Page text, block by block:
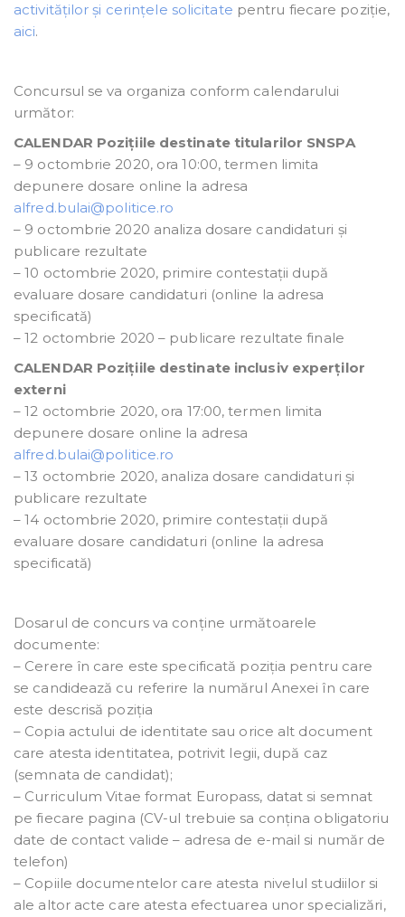
activităților și cerințele solicitate pentru fiecare poziție,
aici.
Concursul se va organiza conform calendarului
următor:
CALENDAR Pozițiile destinate titularilor SNSPA
– 9 octombrie 2020, ora 10:00, termen limita
depunere dosare online la adresa
alfred.bulai@politice.ro
– 9 octombrie 2020 analiza dosare candidaturi și
publicare rezultate
– 10 octombrie 2020, primire contestații după
evaluare dosare candidaturi (online la adresa
specificată)
– 12 octombrie 2020 – publicare rezultate finale
CALENDAR Pozițiile destinate inclusiv experților
externi
– 12 octombrie 2020, ora 17:00, termen limita
depunere dosare online la adresa
alfred.bulai@politice.ro
– 13 octombrie 2020, analiza dosare candidaturi și
publicare rezultate
– 14 octombrie 2020, primire contestații după
evaluare dosare candidaturi (online la adresa
specificată)
Dosarul de concurs va conține următoarele
documente:
– Cerere în care este specificată poziția pentru care
se candidează cu referire la numărul Anexei în care
este descrisă poziția
– Copia actului de identitate sau orice alt document
care atesta identitatea, potrivit legii, după caz
(semnata de candidat);
– Curriculum Vitae format Europass, datat si semnat
pe fiecare pagina (CV-ul trebuie sa conțina obligatoriu
date de contact valide – adresa de e-mail si număr de
telefon)
– Copiile documentelor care atesta nivelul studiilor si
ale altor acte care atesta efectuarea unor specializări,